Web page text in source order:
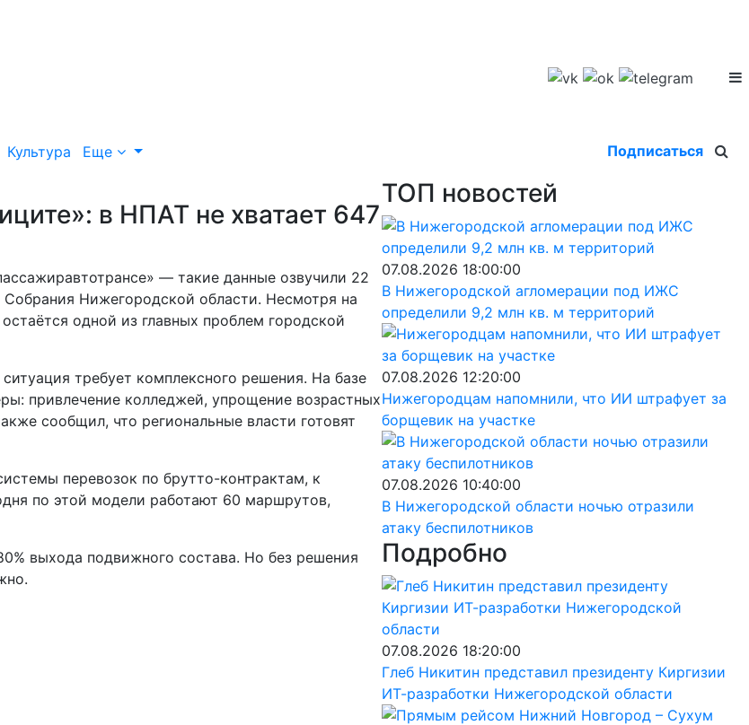
Культура Еще Подписаться
в НПАТ не хватает 647
— такие данные озвучили 22
Собрания Нижегородской области. Несмотря на
одной из главных проблем городской
требует комплексного решения. На базе
привлечение колледжей, упрощение возрастных
сообщил, что региональные власти готовят
перевозок по брутто-контрактам, к
по этой модели работают 60 маршрутов,
выхода подвижного состава. Но без решения
ТОП новостей
07.08.2026 18:00:00
В Нижегородской агломерации под ИЖС
определили 9,2 млн кв. м территорий
07.08.2026 12:20:00
Нижегородцам напомнили, что ИИ штрафует за
борщевик на участке
07.08.2026 10:40:00
В Нижегородской области ночью отразили
атаку беспилотников
Подробно
07.08.2026 18:20:00
Глеб Никитин представил президенту Киргизии
ИТ-разработки Нижегородской области